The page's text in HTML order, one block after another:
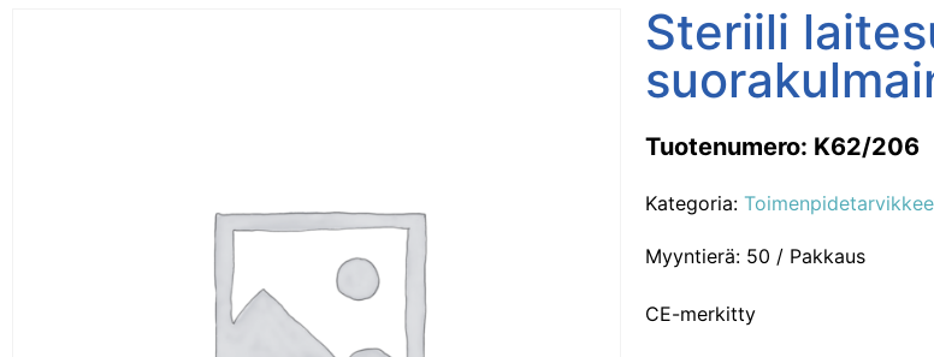
Steriili
Tuotenumero: K62/206
Kategoria:
Myyntierä: 50 / Pakkaus
CE-merkitty